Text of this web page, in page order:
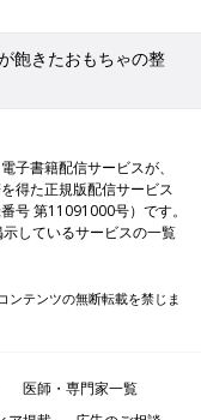
飽きたおもちゃの整
子書籍配信サービスが、
得た正規版配信サービス
号 第11091000号）です。
しているサービスの一覧
ンテンツの無断転載を禁じま
医師・専門家一覧